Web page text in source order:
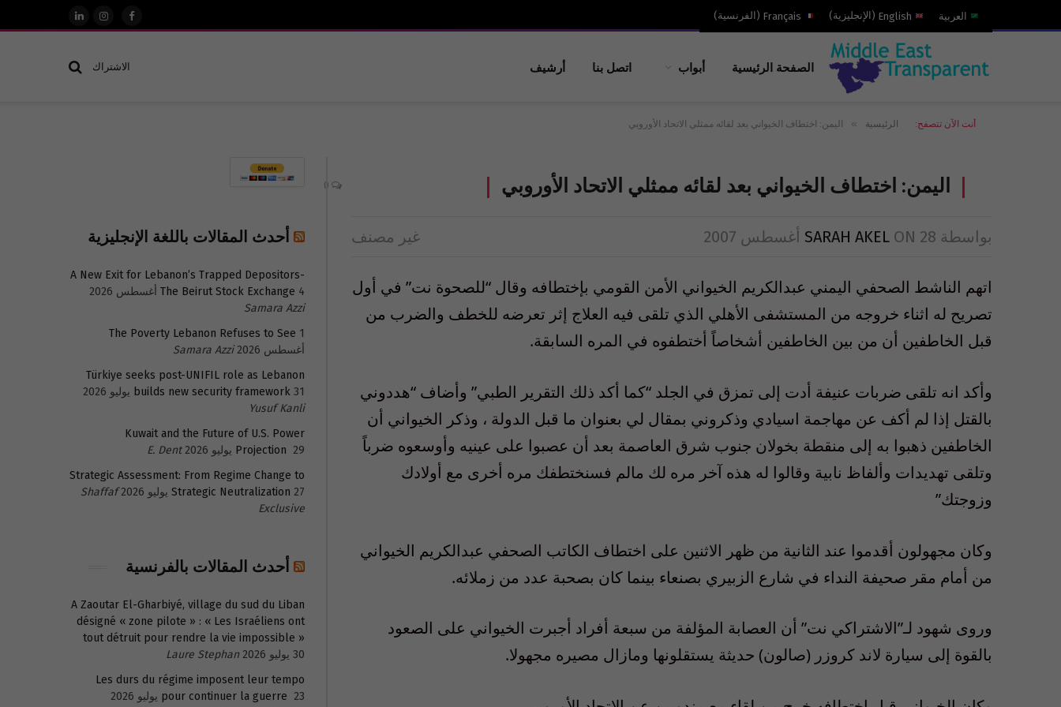
العربية English
( الإنجليزية)
Français
( الفرنسية)
فيسبوكالانستغرام
لينكدإن
الصفحة الرئيسية أبواب اتصل بنا أرشيف الاشتراك
أنت الآن تتصفح: الرئيسية » اليمن: اختطاف الخيواني بعد لقائه ممثلي الاتحاد الأوروبي
اليمن: اختطاف الخيواني بعد لقائه ممثلي الاتحاد الأوروبي
بواسطة SARAH AKEL ON 28 أغسطس 2007 غير مصنف
اتهم الناشط الصحفي اليمني عبدالكريم الخيواني الأمن القومي بإختطافه وقال “للصحوة نت” في أول
تصريح له اثناء خروجه من المستشفى الأهلي الذي تلقى فيه العلاج إثر تعرضه للخطف والضرب من
قبل الخاطفين أن من بين الخاطفين أشخاصاً أختطفوه في المره السابقة.
وأكد انه تلقى ضربات عنيفة أدت إلى تمزق في الجلد “كما أكد ذلك التقرير الطبي” وأضاف “هددوني
بالقتل إذا لم أكف عن مهاجمة اسيادي وذكروني بمقال لي بعنوان ما قبل الدولة ، وذكر الخيواني أن
الخاطفين ذهبوا به إلى منقطة بخولان جنوب شرق العاصمة بعد أن عصبوا على عينيه وأوسعوه ضرباً
وتلقى تهديدات وألفاظ نابية وقالوا له هذه آخر مره لك مالم فسنختطفك مره أخرى مع أولادك
وزوجتك”
وكان مجهولون أقدموا عند الثانية من ظهر الاثنين على اختطاف الكاتب الصحفي عبدالكريم الخيواني
من أمام مقر صحيفة النداء في شارع الزبيري بصنعاء بينما كان بصحبة عدد من زملائه.
وروى شهود لـ”الاشتراكي نت” أن العصابة المؤلفة من سبعة أفراد أجبرت الخيواني على الصعود
بالقوة إلى سيارة لاند كروزر (صالون) حديثة يستقلونها ومازال مصيره مجهولا.
أحدث المقالات باللغة الإنجليزية
A New Exit for Lebanon’s Trapped Depositors-
The Beirut Stock Exchange 4 أغسطس 2026
Samara Azzi
The Poverty Lebanon Refuses to See 1
أغسطس 2026
Samara Azzi
Türkiye seeks post-UNIFIL role as Lebanon
builds new security framework 31 يوليو 2026
Yusuf Kanli
Kuwait and the Future of U.S. Power
Projection 29 يوليو 2026
E. Dent
Strategic Assessment: From Regime Change to
Strategic Neutralization 27 يوليو 2026
Shaffaf
Exclusive
أحدث المقالات بالفرنسية
A Zaoutar El-Gharbiyé, village du sud du Liban
désigné « zone pilote » : « Les Israéliens ont
tout détruit pour rendre la vie impossible »
30 يوليو 2026
Laure Stephan
Les durs du régime imposent leur tempo
pour continuer la guerre 23 يوليو 2026